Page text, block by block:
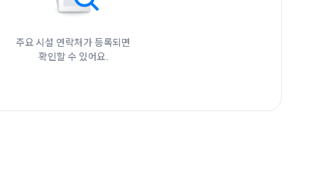
주요 시설 연락처가 등록되면
확인할 수 있어요.